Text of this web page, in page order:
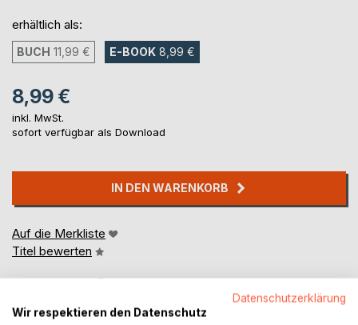
erhältlich als:
BUCH 11,99 € E-BOOK 8,99 €
8,99 €
inkl. MwSt.
sofort verfügbar als Download
IN DEN WARENKORB
Auf die Merkliste
Titel bewerten
Datenschutzerklärung
Wir respektieren den Datenschutz